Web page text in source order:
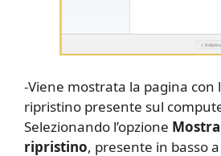
-Viene mostrata la pagina con
ripristino presente sul
Selezionando l’opzione
ripristino, presente in basso